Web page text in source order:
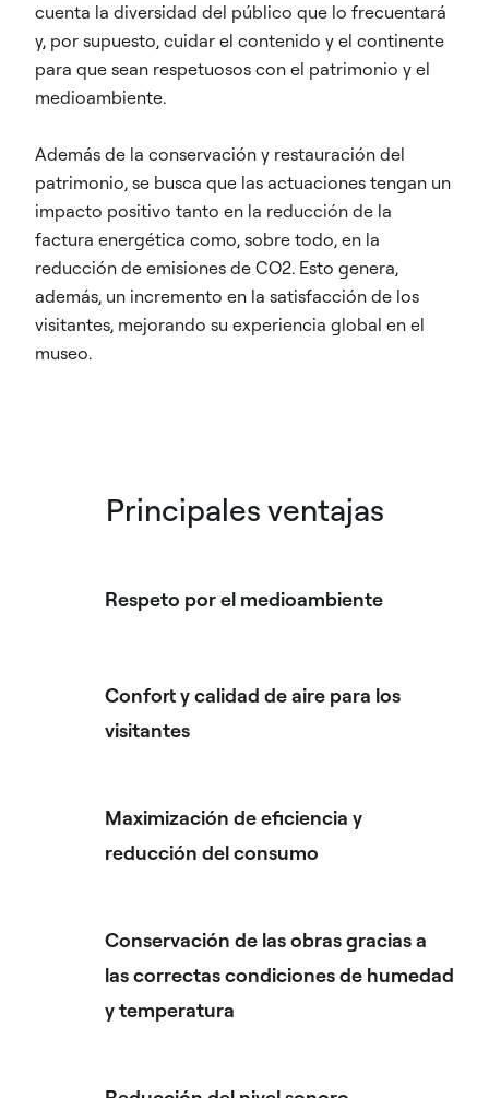
cuenta la diversidad del público que lo frecuentará
y, por supuesto, cuidar el contenido y el continente
para que sean respetuosos con el patrimonio y el
medioambiente.
Además de la conservación y restauración del
patrimonio, se busca que las actuaciones tengan un
impacto positivo tanto en la reducción de la
factura energética como, sobre todo, en la
reducción de emisiones de CO2. Esto genera,
además, un incremento en la satisfacción de los
visitantes, mejorando su experiencia global en el
museo.
Principales ventajas
Respeto por el medioambiente
Confort y calidad de aire para los
visitantes
Maximización de eficiencia y
reducción del consumo
Conservación de las obras gracias a
las correctas condiciones de humedad
y temperatura